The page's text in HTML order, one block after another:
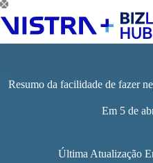
Pular
para
conteúdo
Resumo da facilidade de fazer
Em 5 de
Última Atualização